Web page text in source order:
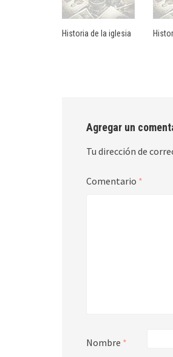
Historia de la iglesia
Agregar un
Tu dirección de
Comentario *
Nombre *